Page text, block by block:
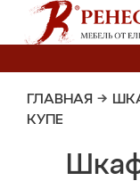
ГЛАВНАЯ →
КУПЕ